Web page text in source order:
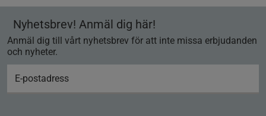
Nyhetsbrev! Anmäl dig här!
Anmäl dig till vårt nyhetsbrev för att inte missa erbjudanden
och nyheter.